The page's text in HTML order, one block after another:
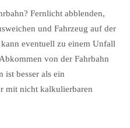
Fernlicht abblenden,
und Fahrzeug auf der
eventuell zu einem Unfall
von der Fahrbahn
besser als ein
mit nicht kalkulierbaren